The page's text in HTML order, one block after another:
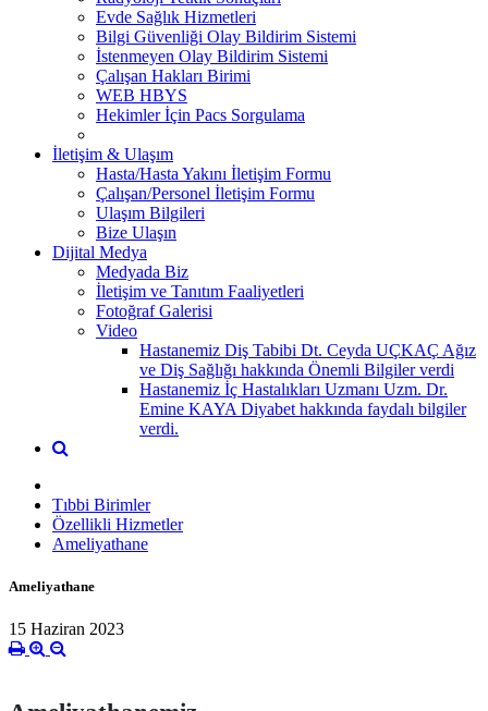
Evde Sağlık Hizmetleri
Bilgi Güvenliği Olay Bildirim Sistemi
İstenmeyen Olay Bildirim Sistemi
Çalışan Hakları Birimi
WEB HBYS
Hekimler İçin Pacs Sorgulama
İletişim & Ulaşım
Hasta/Hasta Yakını İletişim Formu
Çalışan/Personel İletişim Formu
Ulaşım Bilgileri
Bize Ulaşın
Dijital Medya
Medyada Biz
İletişim ve Tanıtım Faaliyetleri
Fotoğraf Galerisi
Video
Hastanemiz Diş Tabibi Dt. Ceyda UÇKAÇ Ağız
ve Diş Sağlığı hakkında Önemli Bilgiler verdi
Hastanemiz İç Hastalıkları Uzmanı Uzm. Dr.
Emine KAYA Diyabet hakkında faydalı bilgiler
verdi.
Tıbbi Birimler
Özellikli Hizmetler
Ameliyathane
Ameliyathane
15 Haziran 2023